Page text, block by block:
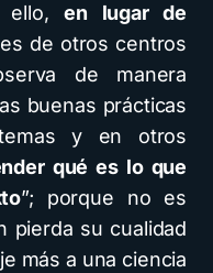
ello,en lugar de
de otros centros
de manera
buenas prácticas
y en otros
qué es lo que
”; porque no es
pierda su cualidad
más a una ciencia